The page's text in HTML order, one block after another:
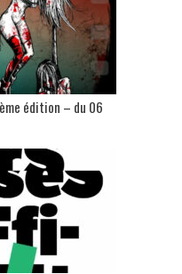
édition – du 06